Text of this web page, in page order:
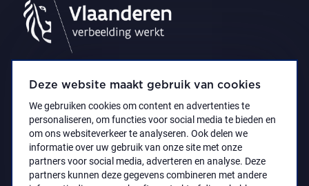
Deze website maakt gebruik van cookies
We gebruiken cookies om content en advertenties te
personaliseren, om functies voor social media te bieden en
om ons websiteverkeer te analyseren. Ook delen we
informatie over uw gebruik van onze site met onze
partners voor social media, adverteren en analyse. Deze
partners kunnen deze gegevens combineren met andere